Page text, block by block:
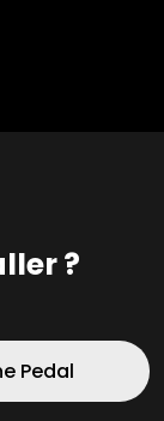
?
Pedal